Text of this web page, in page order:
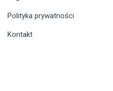
Polityka prywatności
Kontakt